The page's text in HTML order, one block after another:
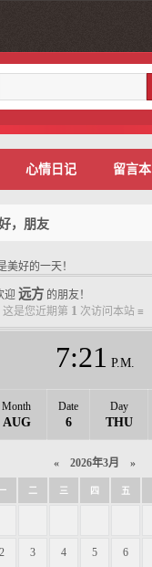
心情日记 留言本
，朋友
美好的一天！
迎 远方 的朋友！
这是您近期第 1 次访问本站 ≡
7:21 P.M.
Month
AUG
Date
6
Day
THU
« 2026年3月 »
二 三 四 五
2 3 4 5 6